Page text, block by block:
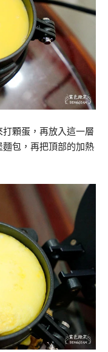
顆蛋，再放入這一層
包，再把頂部的加熱